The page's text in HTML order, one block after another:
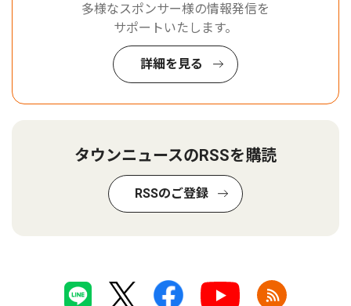
多様なスポンサー様の情報発信を
サポートいたします。
詳細を見る
タウンニュースのRSSを購読
RSSのご登録